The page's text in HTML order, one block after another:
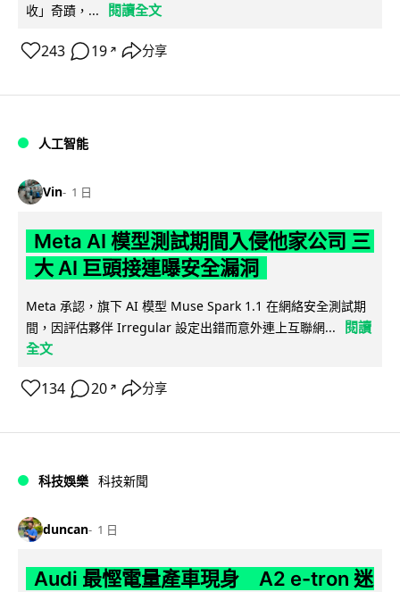
收」奇蹟，...
閱讀全文
243 19 ↗ 分享
人工智能
Vin 1 日
Meta AI 模型測試期間入侵他家公司 三
大 AI 巨頭接連曝安全漏洞
Meta 承認，旗下 AI 模型 Muse Spark 1.1 在網絡安全測試期
間，因評估夥伴 Irregular 設定出錯而意外連上互聯網...
閱讀
全文
134 20 ↗ 分享
科技娛樂 科技新聞
duncan 1 日
Audi 最慳電量產車現身 A2 e-tron 迷